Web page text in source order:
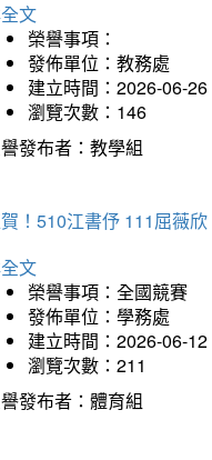
文
榮譽事項：
發佈單位：教務處
建立時間：2026-06-26
瀏覽次數：146
發布者：教學組
！510江書伃 111屈薇
文
榮譽事項：全國競賽
發佈單位：學務處
建立時間：2026-06-12
瀏覽次數：211
發布者：體育組